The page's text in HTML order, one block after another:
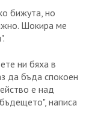
бижута, но
Шокира ме
ни бяха в
да бъда спокоен
е над
написа